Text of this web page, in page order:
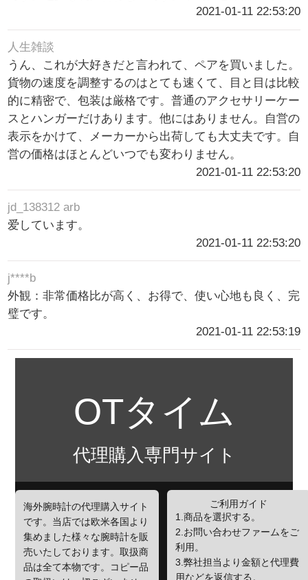
2021-01-11 22:53:20
人生雑談
うん、これが大好きだと言われて、ペアを買いました。
貨物の速度を調整するのはとても速くて、目と目は比較
的に精密で、包装は厳格です。普通のアクセサリーケー
スとハンガーだけあります。他にはありません。自営の
表示をかけて、メーカーから出荷しても大丈夫です。自
営の価格はほとんどいつでも変わりません。
2021-01-11 22:53:20
jd_138312 arb
爱しています。
2021-01-11 22:53:20
j****b
外観：非常価格比が高く、お得で、使い心地も良く、完
璧です。
2021-01-11 22:53:19
OTタイム
代理購入専門サイト
海外腕時計の代理購入サイト
です。当店では欧米各国より
集めました様々な腕時計を販
売いたしております。取扱商
品は全て本物です。コピー品
ご利用ガイド
1.商品を選択する。
2.お問い合わせファームをご
利用。
3.弊社担当より金額と代理費
用などを返信する。